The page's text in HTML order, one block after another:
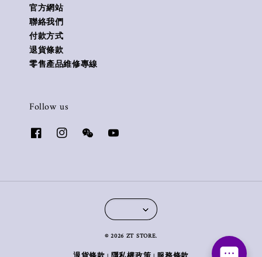
官方網站
聯絡我們
付款方式
退貨條款
零售產品維修專線
Follow us
© 2026 ZT STORE.